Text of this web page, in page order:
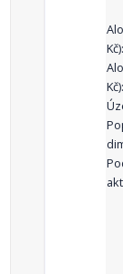
Kč):
Kč):